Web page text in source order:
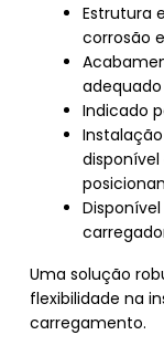
Estrutura
corrosão
Indicado
Uma solução
flexibilidade na
carregamento.